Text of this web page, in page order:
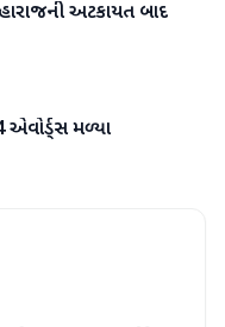
અટકાયત બાદ
એવોર્ડ્સ મળ્યા